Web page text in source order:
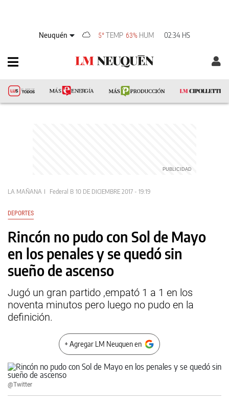
Neuquén 5°TEMP 63% HUM 02:34 HS
LA MAÑANA Federal B 10 DE DICIEMBRE 2017 - 19:19
DEPORTES
Rincón no pudo con Sol de Mayo
en los penales y se quedó sin
sueño de ascenso
Jugó un gran partido ,empató 1 a 1 en los
noventa minutos pero luego no pudo en la
definición.
+ Agregar LM Neuquen en
@Twitter